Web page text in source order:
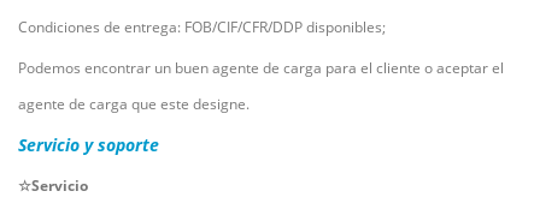
Condiciones de entrega: FOB/CIF/CFR/DDP disponibles;
Podemos encontrar un buen agente de carga para el cliente o aceptar el
agente de carga que este designe.
Servicio y soporte
☆Servicio